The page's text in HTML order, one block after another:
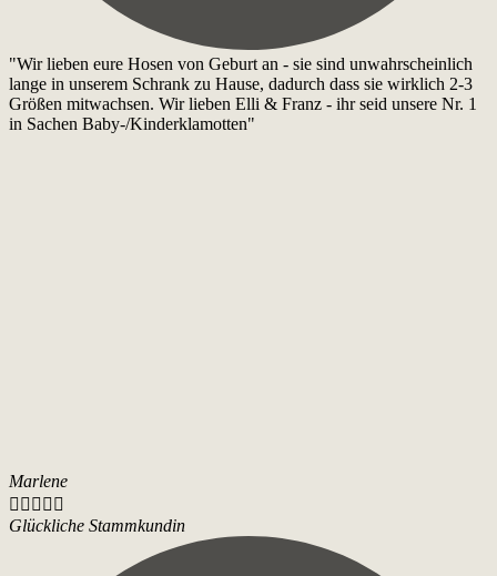
"Wir lieben eure Hosen von Geburt an - sie sind unwahrscheinlich
lange in unserem Schrank zu Hause, dadurch dass sie wirklich 2-3
Größen mitwachsen. Wir lieben Elli & Franz - ihr seid unsere Nr. 1
in Sachen Baby-/Kinderklamotten"
Marlene
    
Glückliche Stammkundin